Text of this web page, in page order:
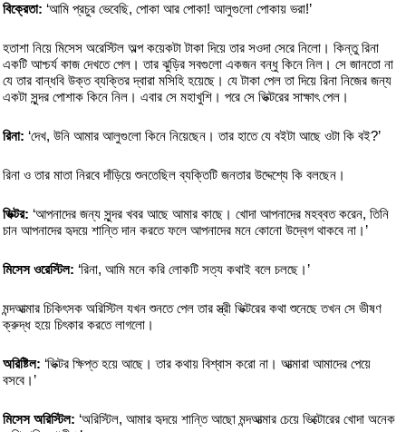
বিক্রেতা: ‘আমি প্রচুর ভেবেছি, পোকা আর পোকা! আলুগুলো পোকায় ভরা!’
হতাশা নিয়ে মিসেস অরেস্টিল অল্প কয়েকটা টাকা দিয়ে তার সওদা সেরে নিলো। কিন্তু রিনা
একটি আশ্চর্য কাজ দেখতে পেল। তার ঝুড়ির সবগুলো একজন বন্ধু কিনে নিল। সে জানতো না
যে তার বান্ধবি উক্ত ব্যক্তির দ্বারা মসিহি হয়েছে। যে টাকা পেল তা দিয়ে রিনা নিজের জন্য
একটা সুন্দর পোশাক কিনে নিল। এবার সে মহাখুশি। পরে সে ভিক্টরের সাক্ষাৎ পেল।
রিনা: ‘দেখ, উনি আমার আলুগুলো কিনে নিয়েছেন। তার হাতে যে বইটা আছে ওটা কি বই?’
রিনা ও তার মাতা নিরবে দাঁড়িয়ে শুনতেছিল ব্যক্তিটি জনতার উদ্দেশ্যে কি বলছেন।
ভিক্টর: ‘আপনাদের জন্য সুন্দর খবর আছে আমার কাছে। খোদা আপনাদের মহব্বত করেন, তিনি
চান আপনাদের হৃদয়ে শান্তি দান করতে ফলে আপনাদের মনে কোনো উদ্বেগ থাকবে না।’
মিসেস ওরেস্টিল: ‘রিনা, আমি মনে করি লোকটি সত্য কথাই বলে চলছে।’
মন্দআত্মার চিকিৎসক অরিস্টিল যখন শুনতে পেল তার স্ত্রী ভিক্টরের কথা শুনেছে তখন সে ভীষণ
ক্রুদ্ধ হয়ে চিৎকার করতে লাগলো।
অরিষ্টিল: ‘ভিক্টর ক্ষিপ্ত হয়ে আছে। তার কথায় বিশ্বাস করো না। আত্মারা আমাদের পেয়ে
বসবে।’
মিসেস অরিস্টিল: ‘অরিস্টিল, আমার হৃদয়ে শান্তি আছো মন্দআত্মার চেয়ে ভিক্টোরের খোদা অনেক